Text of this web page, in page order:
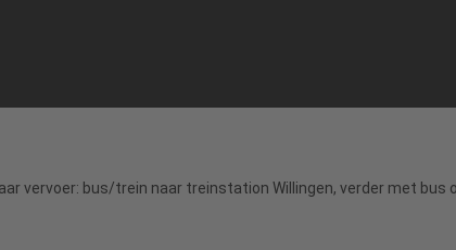
vervoer: bus/trein naar treinstation Willingen, verder met